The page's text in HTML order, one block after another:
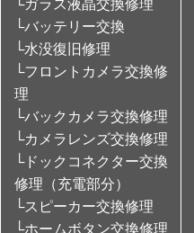
└ガラス液晶交換修理
└バッテリー交換
└水没復旧修理
└フロントカメラ交換修
理
└バックカメラ交換修理
└カメラレンズ交換修理
└ドックコネクター交換
修理（充電部分）
└スピーカー交換修理
└ホームボタン交換修理